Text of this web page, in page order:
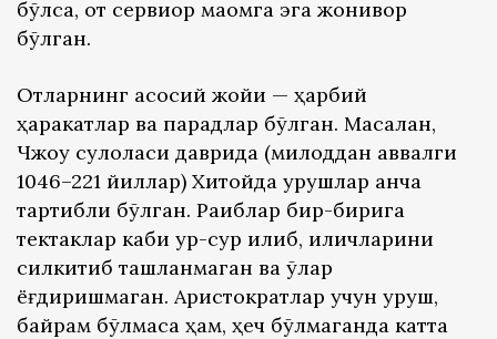
бўлса, от сервиқор мақомга эга жонивор
бўлган.
Отларнинг асосий жойи — ҳарбий
ҳаракатлар ва парадлар бўлган. Масалан,
Чжоу сулоласи даврида (милоддан аввалги
1046–221 йиллар) Хитойда урушлар анча
тартибли бўлган. Рақиблар бир-бирига
тектаклар каби ур-сур қилиб, қиличларини
силкитиб ташланмаган ва ўқлар
ёғдиришмаган. Аристократлар учун уруш,
байрам бўлмаса ҳам, ҳеч бўлмаганда катта